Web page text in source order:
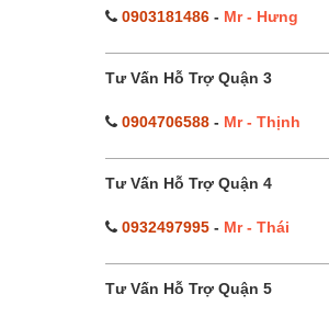
0903181486- Mr - Hưng
Tư Vấn Hỗ Trợ Quận 3
0904706588- Mr - Thịnh
Tư Vấn Hỗ Trợ Quận 4
0932497995- Mr - Thái
Tư Vấn Hỗ Trợ Quận 5